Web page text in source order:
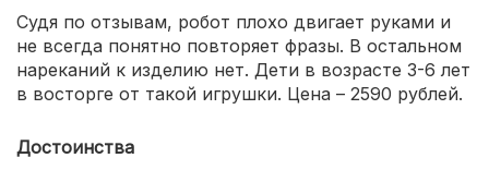
Судя по отзывам, робот плохо двигает руками и
не всегда понятно повторяет фразы. В остальном
нареканий к изделию нет. Дети в возрасте 3-6 лет
в восторге от такой игрушки. Цена – 2590 рублей.
Достоинства